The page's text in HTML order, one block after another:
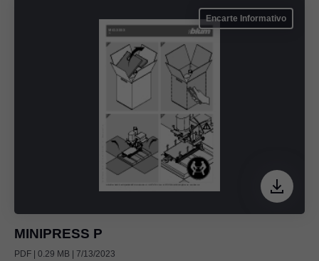
Encarte Informativo
MINIPRESS P
PDF | 0.29 MB | 7/13/2023